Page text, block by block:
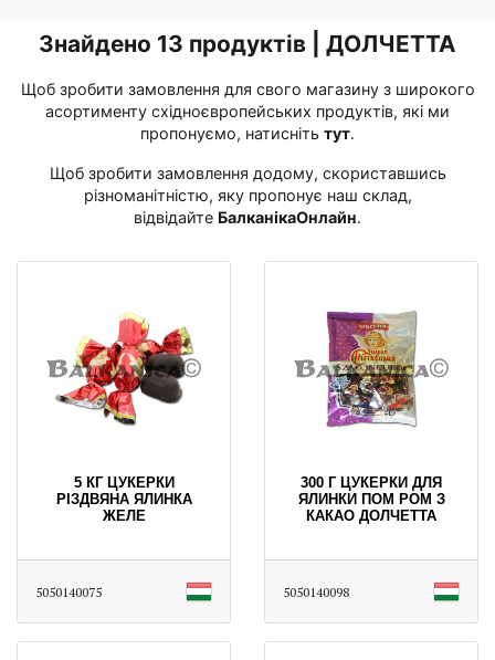
Знайдено 13 продуктів | ДОЛЧЕТТА
Щоб зробити замовлення для свого магазину з широкого
асортименту східноєвропейських продуктів, які ми
пропонуємо, натисніть тут․
Щоб зробити замовлення додому, скориставшись
різноманітністю, яку пропонує наш склад,
відвідайте БалканікаОнлайн․
5 КГ ЦУКЕРКИ
РІЗДВЯНА ЯЛИНКА
ЖЕЛЕ
5050140075
300 Г ЦУКЕРКИ ДЛЯ
ЯЛИНКИ ПОМ РОМ З
КАКАО ДОЛЧЕТТА
5050140098